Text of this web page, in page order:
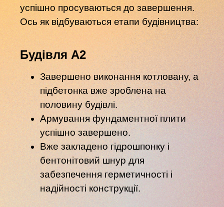
успішно просуваються до завершення.
Ось як відбуваються етапи будівництва:
Будівля А2
Завершено виконання котловану, а
підбетонка вже зроблена на
половину будівлі.
Армування фундаментної плити
успішно завершено.
Вже закладено гідрошпонку і
бентонітовий шнур для
забезпечення герметичності і
надійності конструкції.